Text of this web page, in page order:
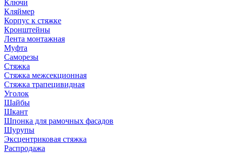
Ключи
Кляймер
Корпус к стяжке
Кронштейны
Лента монтажная
Муфта
Саморезы
Стяжка
Стяжка межсекционная
Стяжка трапецивидная
Уголок
Шайбы
Шкант
Шпонка для рамочных фасадов
Шурупы
Эксцентриковая стяжка
Распродажа